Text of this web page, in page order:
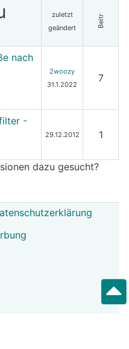
zuletzt
geändert
Beitr
nach
2woozy
31.1.2022
7
-
29.12.2012 1
dazu gesucht?